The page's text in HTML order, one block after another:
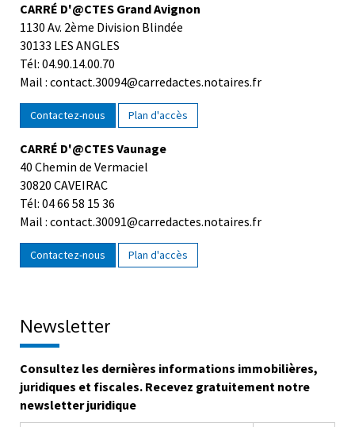
CARRÉ D'@CTES Grand Avignon
1130 Av. 2ème Division Blindée
30133 LES ANGLES
Tél: 04.90.14.00.70
Mail : contact.30094@carredactes.notaires.fr
Contactez-nous Plan d'accès
CARRÉ D'@CTES Vaunage
40 Chemin de Vermaciel
30820 CAVEIRAC
Tél: 04 66 58 15 36
Mail : contact.30091@carredactes.notaires.fr
Contactez-nous Plan d'accès
Newsletter
Consultez les dernières informations immobilières,
juridiques et fiscales. Recevez gratuitement notre
newsletter juridique